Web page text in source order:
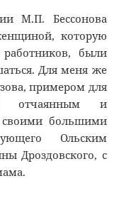
М.П. Бессонова
которую
были
Для меня же
примером для
отчаянным и
большими
Ольским
Дроздовского, с